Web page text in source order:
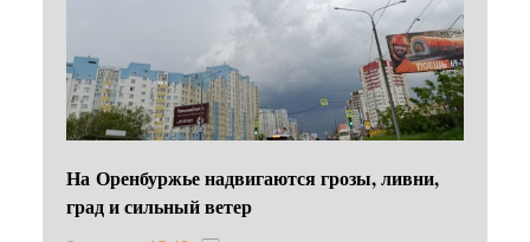
На Оренбуржье надвигаются грозы, ливни,
град и сильный ветер